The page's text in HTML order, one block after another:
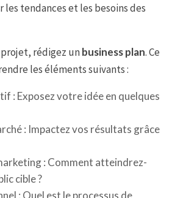
tendances et les besoins des
rédigez unbusiness plan. Ce
les éléments suivants :
: Exposez votre idée en quelques
: Impactez vos résultats grâce
: Comment atteindrez-
cible ?
: Quel est le processus de